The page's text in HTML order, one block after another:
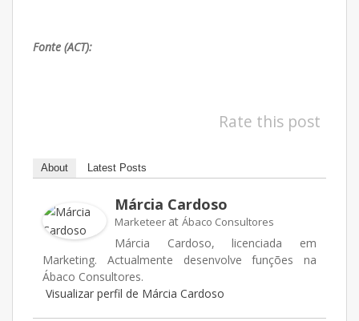
Fonte (ACT):
Rate this post
About Latest Posts
Márcia Cardoso
Marketeer at Ábaco Consultores
Márcia Cardoso, licenciada em
Marketing. Actualmente desenvolve funções na
Ábaco Consultores.
Visualizar perfil de Márcia Cardoso